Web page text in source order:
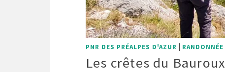
PNR DES PRÉALPES D'AZUR | RANDONNÉE
Les crêtes du